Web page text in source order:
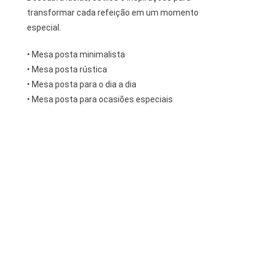
transformar cada refeição em um momento
especial.
• Mesa posta minimalista
• Mesa posta rústica
• Mesa posta para o dia a dia
• Mesa posta para ocasiões especiais